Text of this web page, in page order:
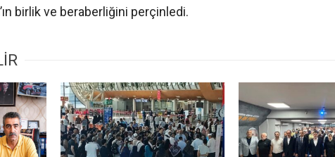
birlik ve beraberliğini perçinledi.